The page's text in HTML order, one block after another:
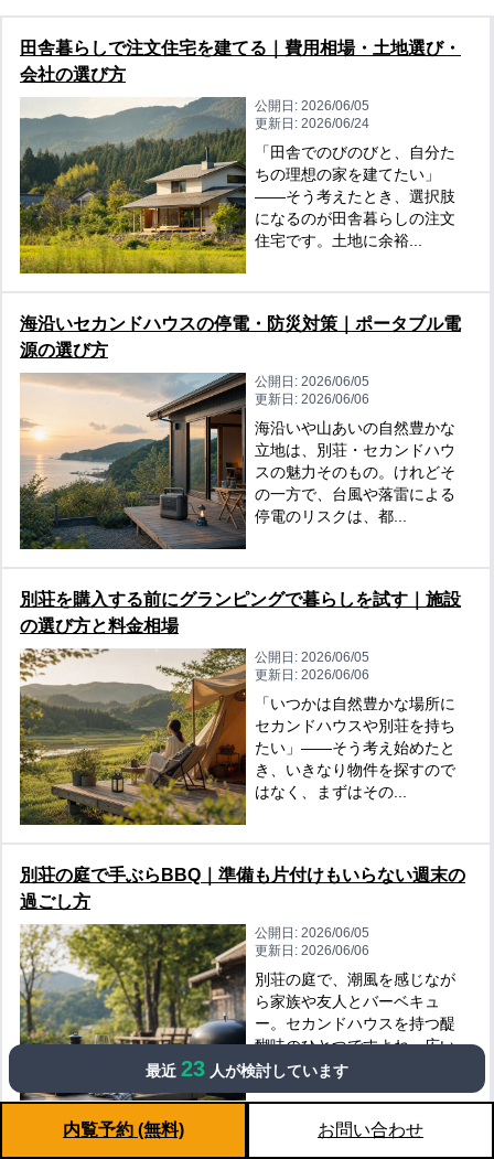
田舎暮らしで注文住宅を建てる｜費用相場・土地選び・
会社の選び方
公開日: 2026/06/05
更新日: 2026/06/24
「田舎でのびのびと、自分た
ちの理想の家を建てたい」
——そう考えたとき、選択肢
になるのが田舎暮らしの注文
住宅です。土地に余裕...
海沿いセカンドハウスの停電・防災対策｜ポータブル電
源の選び方
公開日: 2026/06/05
更新日: 2026/06/06
海沿いや山あいの自然豊かな
立地は、別荘・セカンドハウ
スの魅力そのもの。けれどそ
の一方で、台風や落雷による
停電のリスクは、都...
別荘を購入する前にグランピングで暮らしを試す｜施設
の選び方と料金相場
公開日: 2026/06/05
更新日: 2026/06/06
「いつかは自然豊かな場所に
セカンドハウスや別荘を持ち
たい」——そう考え始めたと
き、いきなり物件を探すので
はなく、まずはその...
別荘の庭で手ぶらBBQ｜準備も片付けもいらない週末の
過ごし方
公開日: 2026/06/05
更新日: 2026/06/06
別荘の庭で、潮風を感じなが
ら家族や友人とバーベキュ
ー。セカンドハウスを持つ醍
醐味のひとつですよね。広い
庭、遮るもののない景...
最近 23 人が検討しています
内覧予約 (無料) お問い合わせ